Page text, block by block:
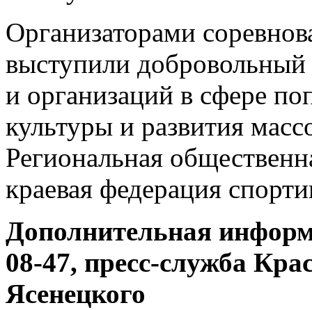
Организаторами
выступили
и организаций в сфере
культуры и развития
Региональная
краевая федерация
Дополнительная
08-47, пресс-служба
Ясенецкого